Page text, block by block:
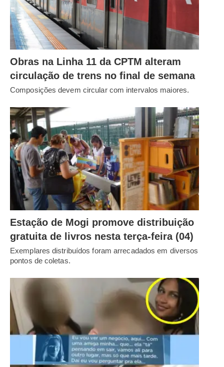
Obras na Linha 11 da CPTM alteram
circulação de trens no final de semana
Composições devem circular com intervalos maiores.
Estação de Mogi promove distribuição
gratuita de livros nesta terça-feira (04)
Exemplares distribuídos foram arrecadados em diversos
pontos de coletas.